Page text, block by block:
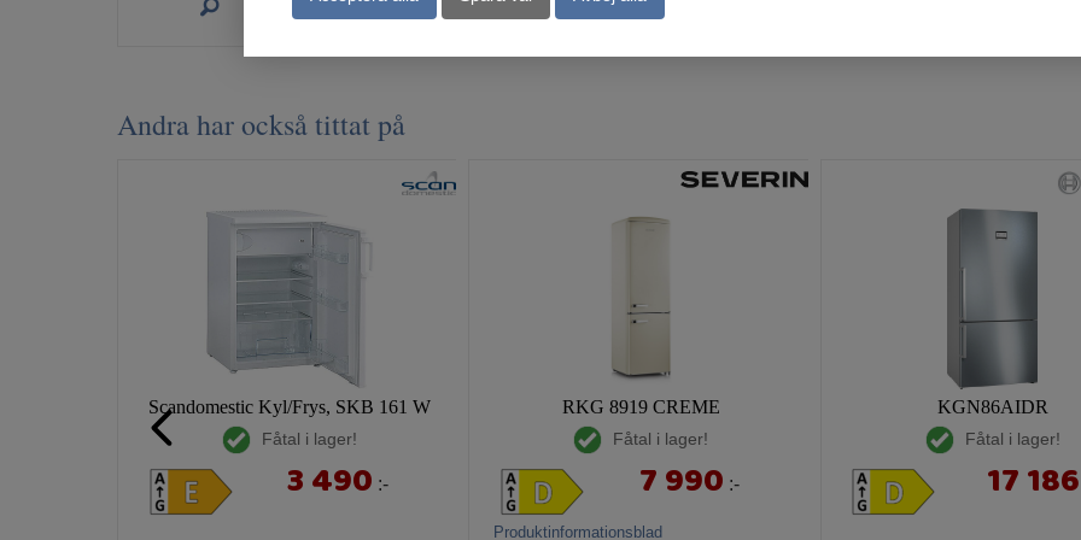
Köp
Andra har också tittat på
Scandomestic Kyl/Frys, SKB 161 W
Fåtal i lager!
3 490 :-
RKG 8919 CREME
Fåtal i lager!
Produktinformationsblad
7 990 :-
KGN86AIDR
Fåtal i lager!
17 186